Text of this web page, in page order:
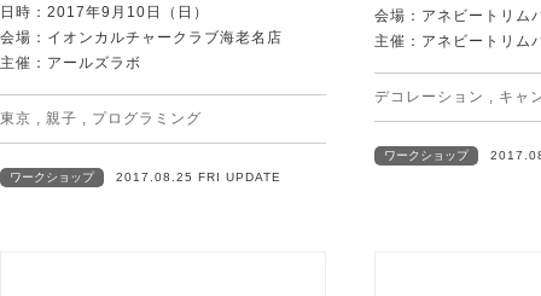
日時：2017年9月10日（日）
会場：イオンカルチャークラブ海老名店
主催：アールズラボ
東京 , 親子 , プログラミング
ワークショップ 2017.08.25 FRI UPDATE
会場：アネビートリム
主催：アネビートリム
デコレーション , キャ
ワークショップ